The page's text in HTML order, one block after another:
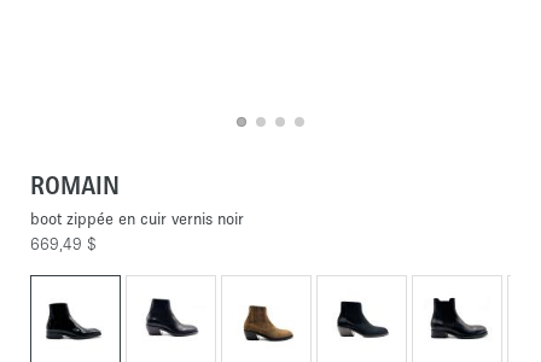
ROMAIN
boot zippée en cuir vernis noir
669,49 $